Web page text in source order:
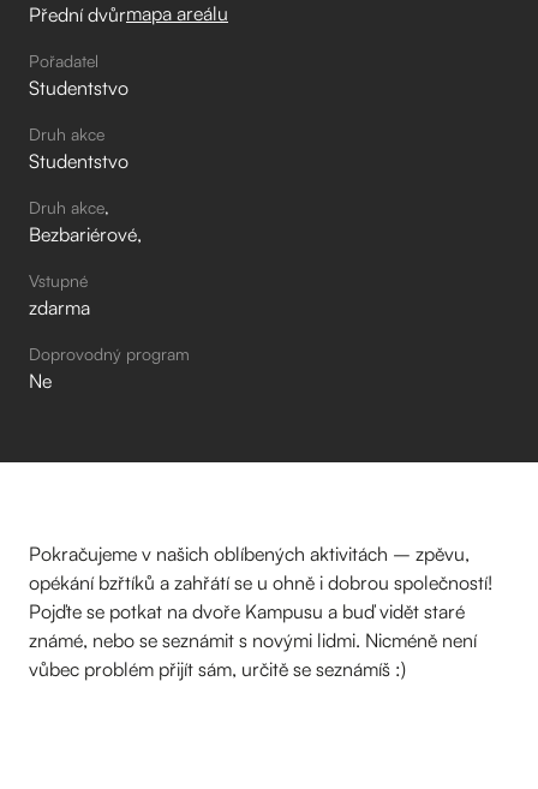
Přední dvůrmapa areálu
Pořadatel
Studentstvo
Druh akce
Studentstvo
Druh akce
Bezbariérové
Vstupné
zdarma
Doprovodný program
Ne
Pokračujeme v našich oblíbených aktivitách – zpěvu,
opékání bzřtíků a zahřátí se u ohně i dobrou společností!
Pojďte se potkat na dvoře Kampusu a buď vidět staré
známé, nebo se seznámit s novými lidmi. Nicméně není
vůbec problém přijít sám, určitě se seznámíš :)